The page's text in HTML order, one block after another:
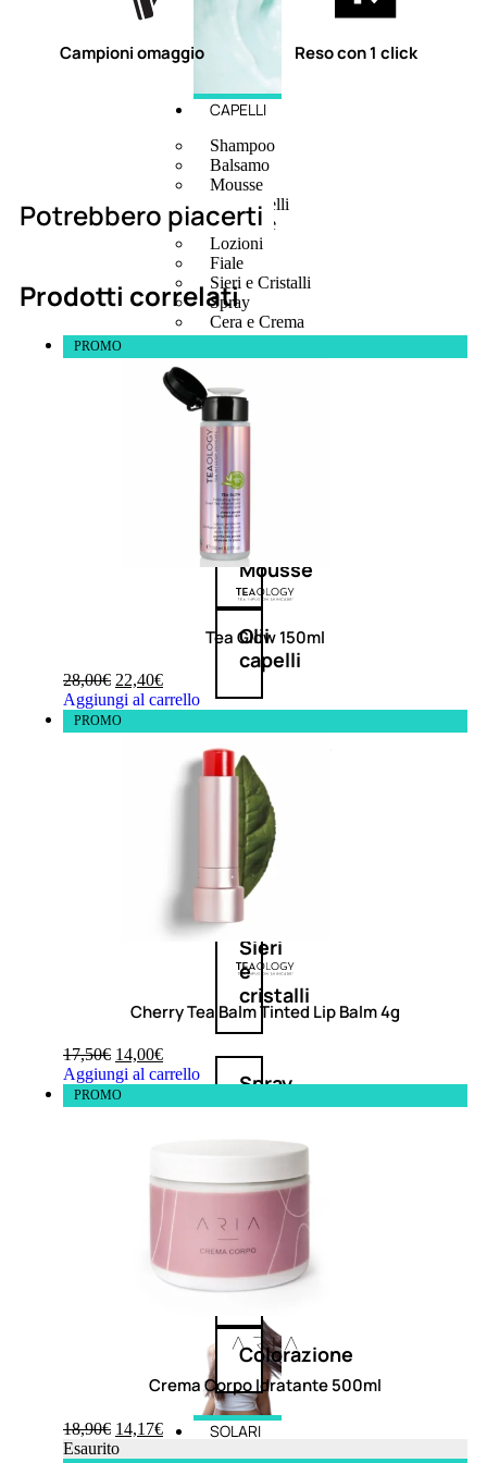
CAPELLI
Shampoo
Balsamo
Mousse
Olii Capelli
Maschere
Lozioni
Fiale
Sieri e Cristalli
Spray
Cera e Crema
Colorazione
Balsamo
Mousse
Olii
capelli
Maschere
Lozioni
Fiale
Sieri
e
cristalli
Spray
Cera
crema
Gel
capelli
Colorazione
SOLARI
Campioni omaggio Reso con 1 click
Potrebbero piacerti
Prodotti correlati
PROMO
Tea Glow 150ml
28,00€ 22,40€
Aggiungi al carrello
PROMO
Cherry Tea Balm Tinted Lip Balm 4g
17,50€ 14,00€
Aggiungi al carrello
PROMO
Crema Corpo Idratante 500ml
18,90€ 14,17€
Esaurito